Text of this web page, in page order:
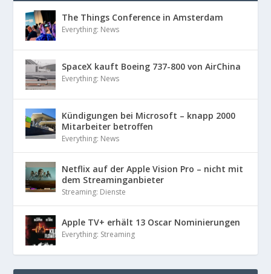
The Things Conference in Amsterdam
Everything: News
SpaceX kauft Boeing 737-800 von AirChina
Everything: News
Kündigungen bei Microsoft – knapp 2000
Mitarbeiter betroffen
Everything: News
Netflix auf der Apple Vision Pro – nicht mit
dem Streaminganbieter
Streaming: Dienste
Apple TV+ erhält 13 Oscar Nominierungen
Everything: Streaming